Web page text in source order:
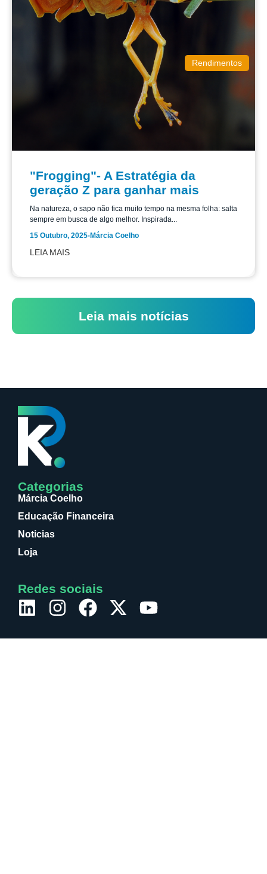
Rendimentos
"Frogging"- A Estratégia da
geração Z para ganhar mais
Na natureza, o sapo não fica muito tempo na mesma folha: salta
sempre em busca de algo melhor. Inspirada...
15 Outubro, 2025-Márcia Coelho
LEIA MAIS
Leia mais notícias
Categorias
Márcia Coelho
Educação Financeira
Noticias
Loja
Redes sociais